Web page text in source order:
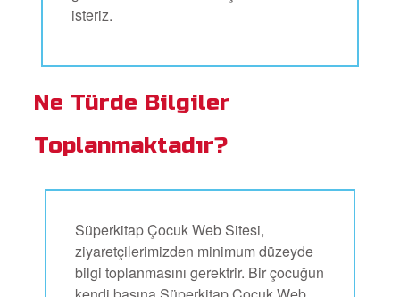
isteriz.
Ne Türde Bilgiler
Toplanmaktadır?
Süperkitap Çocuk Web Sitesi,
ziyaretçilerimizden minimum düzeyde
bilgi toplanmasını gerektrir. Bir çocuğun